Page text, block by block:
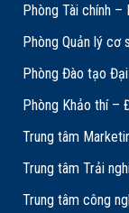
Phòng Tài chính –
Phòng Quản lý cơ
Phòng Đào tạo
Phòng Khảo thí –
Trung tâm
Trung tâm Trải
Trung tâm công